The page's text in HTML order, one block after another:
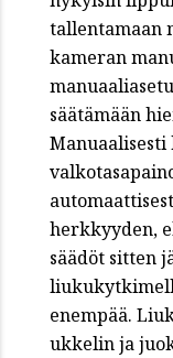
tallentamaan
kameran
säätämään
Manuaalisesti
herkkyyden,
säädöt sitten
enempää.
ukkelin ja